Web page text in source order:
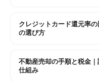
クレジットカード還元率
の選び方
不動産売却の手順と税金
仕組み